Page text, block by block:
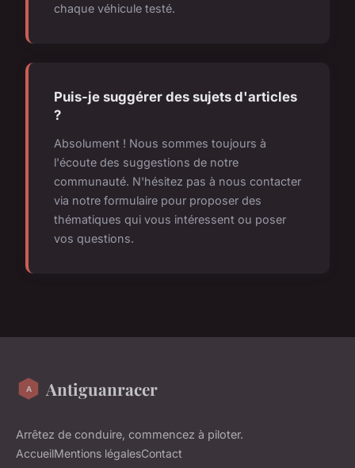
chaque véhicule testé.
Puis-je suggérer des sujets d'articles
?
Absolument ! Nous sommes toujours à
l'écoute des suggestions de notre
communauté. N'hésitez pas à nous contacter
via notre formulaire pour proposer des
thématiques qui vous intéressent ou poser
vos questions.
Antiguanracer
Arrêtez de conduire, commencez à piloter.
AccueilMentions légalesContact